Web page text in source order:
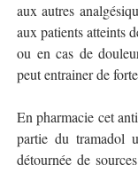
aux autres
aux patients atteints
ou en cas de
peut entrainer de
En pharmacie cet
partie du tramadol
détournée de